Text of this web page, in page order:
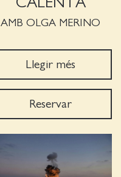
AMB OLGA MERINO
Llegir més
Reservar